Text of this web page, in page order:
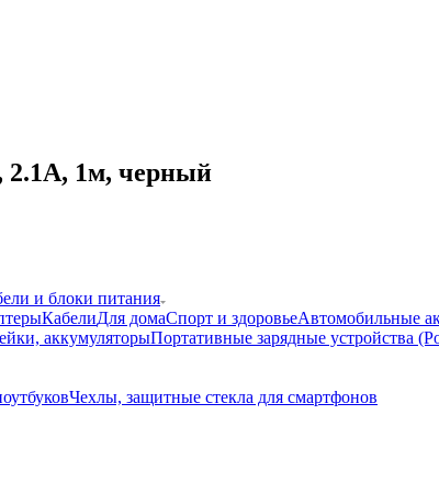
2.1А, 1м, черный
и блоки питания
КабелиДля домаСпорт и здоровьеАвтомобильные
аккумуляторыПортативные зарядные устройства
Чехлы, защитные стекла для смартфонов